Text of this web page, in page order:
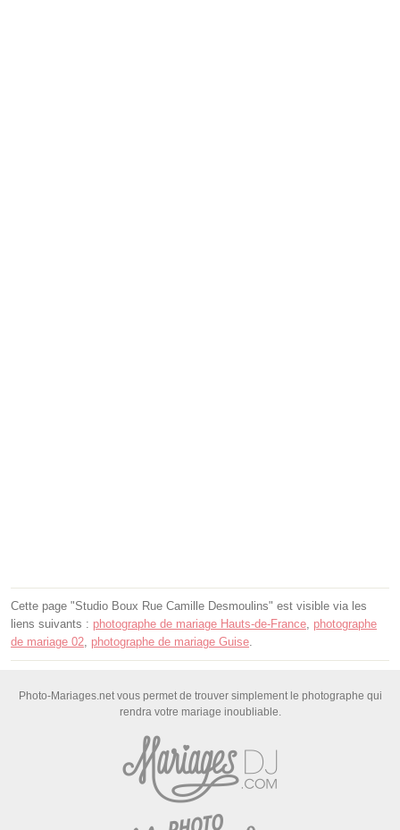
Cette page "Studio Boux Rue Camille Desmoulins" est visible via les
liens suivants : photographe de mariage Hauts-de-France, photographe
de mariage 02, photographe de mariage Guise.
Photo-Mariages.net vous permet de trouver simplement le photographe qui
rendra votre mariage inoubliable.